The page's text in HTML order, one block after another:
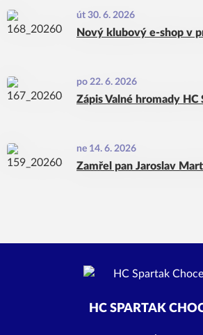
út 30. 6. 2026
Nový klubový e-shop v
po 22. 6. 2026
Zápis Valné hromady HC
ne 14. 6. 2026
Zamřel pan Jaroslav
HC SPARTAK
.